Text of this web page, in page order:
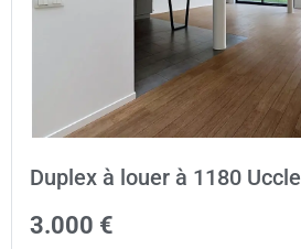
Duplex à louer à 1180 Uccle
3.000 €